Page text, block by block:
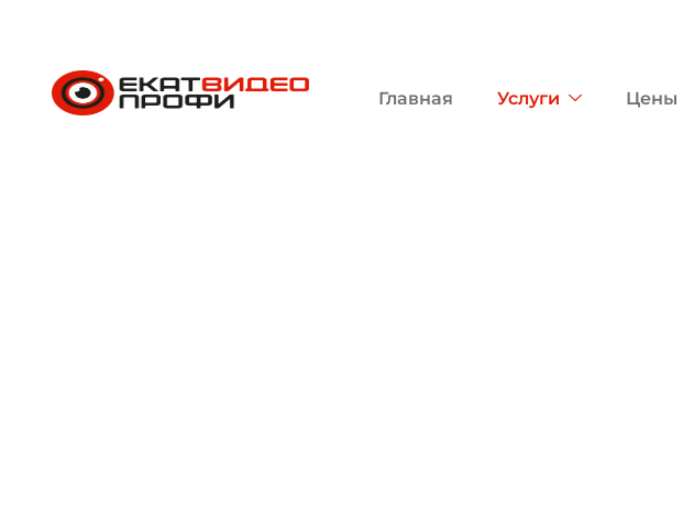
Главная Услуги Цены